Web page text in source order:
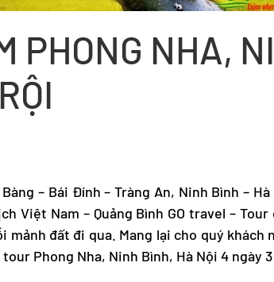
PHONG NHA,
– Bái Đính – Tràng An, Ninh Bình –
Việt Nam – Quảng Bình GO travel – Tour
đất đi qua. Mang lại cho quý
tour Phong Nha, Ninh Bình, Hà Nội 4 ngày